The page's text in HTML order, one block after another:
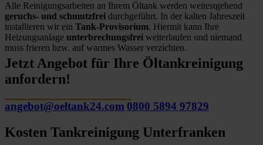
Alle Reinigungsarbeiten an Ihrem Öltank werden weitestgehend
geruchs- und schmutzfrei durchgeführt. In der kalten Jahreszeit
installieren wir ein Tank-Provisorium. Hiermit kann Ihre
Heizungsanlage unterbrechungsfrei weiterlaufen und niemand
muss frieren bzw. auf warmes Wasser verzichten.
Jetzt Angebot für Ihre Öltankreinigung
anfordern!
angebot@oeltank24.com 0800 5894 97829
Kosten Tankreinigung Unterfranken